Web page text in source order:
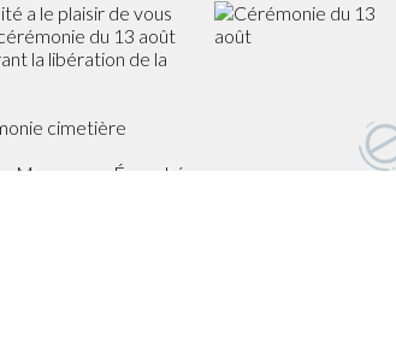
a le plaisir de vous
du 13 août
la libération de la
cimetière
Massaoua - Écouché